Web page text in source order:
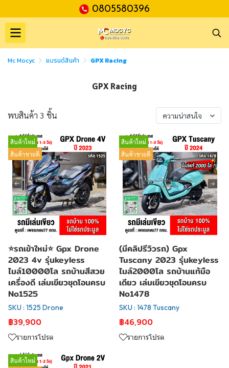
0805580396
Mc Mocyc แบรนด์สินค้า GPX Racing
GPX Racing
พบสินค้า 3 ชิ้น ความน่าสนใจ
สินค้าใหม่
สินค้าขายดี
⭐รถเข้าใหม่⭐ Gpx Drone
2023 4v รุ่นkeyless
ไมล์10000โล รถบ้านสีสวย
เครื่องดี เล่มเขียวชุดโอนครบ
No1525
SKU : 1525 Drone
฿39,900
รายการโปรด
สินค้าใหม่
สินค้าขายดี
(มีคลิปรีวิวรถ) Gpx
Tuscany 2023 รุ่นkeyless
ไมล์2000โล รถบ้านแท้มือ
เดียว เล่มเขียวชุดโอนครบ
No1478
SKU : 1478 Tuscany
฿46,900
รายการโปรด
สินค้าใหม่